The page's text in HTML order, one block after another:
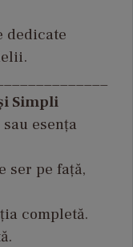
dedicate
Simpli
esența
ser pe față,
completă.